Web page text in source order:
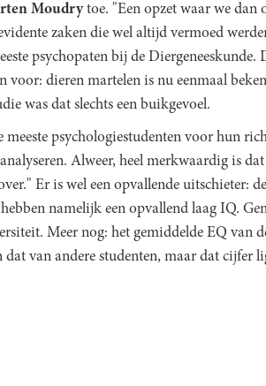
Moudrytoe. "Een opzet waar we dan
zaken die wel altijd vermoed
psychopaten bij de Diergeneeskunde.
dieren martelen is nu eenmaal
was dat slechts een buikgevoel.
meeste psychologiestudenten voor hun
Alweer, heel merkwaardig is
Er is wel een opvallende uitschieter:
namelijk een opvallend laag IQ.
Meer nog: het gemiddelde EQ van
van andere studenten, maar dat cijfer